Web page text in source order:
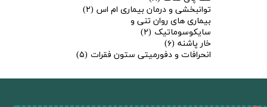
توانبخشی و درمان بیماری ام اس (۲)
بیماری های روان تنی و
سایکوسوماتیک (۲)
خار پاشنه (۶)
انحرافات و دفورمیتی ستون فقرات (۵)